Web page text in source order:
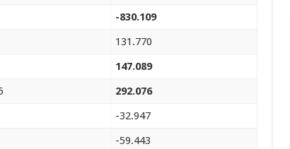
-830.109
131.770
147.089
292.076
-32.947
-59.443